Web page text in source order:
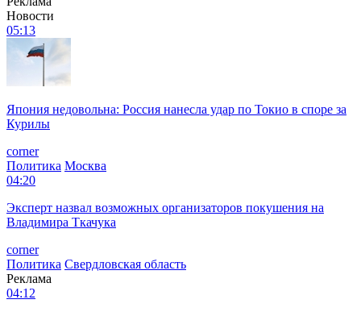
Новости
05:13
Япония недовольна: Россия нанесла удар по Токио в споре за
Курилы
corner
Политика Москва
04:20
Эксперт назвал возможных организаторов покушения на
Владимира Ткачука
corner
Политика Свердловская область
Реклама
04:12